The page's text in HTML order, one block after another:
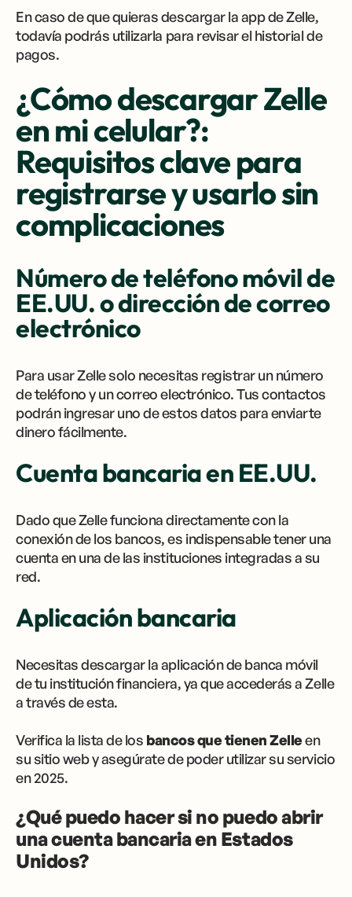
En caso de que quieras descargar la app de Zelle,
todavía podrás utilizarla para revisar el historial de
pagos.
¿Cómo descargar Zelle
en mi celular?:
Requisitos clave para
registrarse y usarlo sin
complicaciones
Número de teléfono móvil de
EE.UU. o dirección de correo
electrónico
Para usar Zelle solo necesitas registrar un número
de teléfono y un correo electrónico. Tus contactos
podrán ingresar uno de estos datos para enviarte
dinero fácilmente.
Cuenta bancaria en EE.UU.
Dado que Zelle funciona directamente con la
conexión de los bancos, es indispensable tener una
cuenta en una de las instituciones integradas a su
red.
Aplicación bancaria
Necesitas descargar la aplicación de banca móvil
de tu institución financiera, ya que accederás a Zelle
a través de esta.
Verifica la lista de los bancos que tienen Zelleen
su sitio web y asegúrate de poder utilizar su servicio
en 2025.
¿Qué puedo hacer si no puedo abrir
una cuenta bancaria en Estados
Unidos?